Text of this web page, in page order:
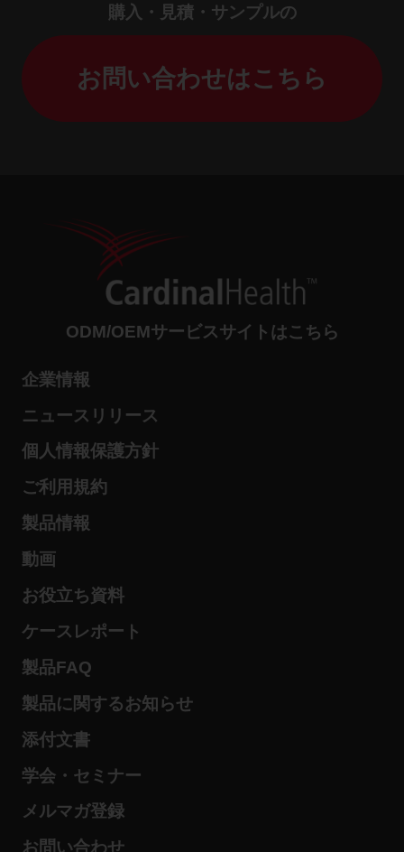
購入・見積・サンプルの
お問い合わせはこちら
ODM/OEMサービスサイトはこちら
企業情報
ニュースリリース
個人情報保護方針
ご利用規約
製品情報
動画
お役立ち資料
ケースレポート
製品FAQ
製品に関するお知らせ
添付文書
学会・セミナー
メルマガ登録
お問い合わせ